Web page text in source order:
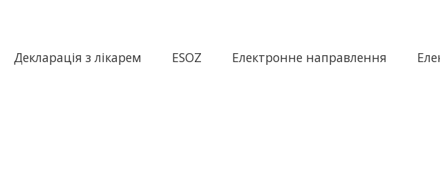
Декларація з лікарем ESOZ Електронне направлення